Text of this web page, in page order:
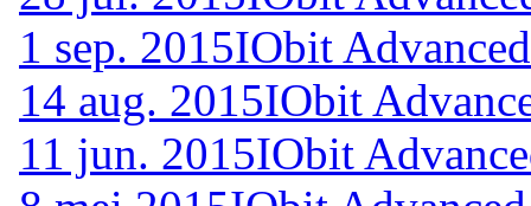
1 sep. 2015IObit
14 aug. 2015IObit
11 jun. 2015IObit